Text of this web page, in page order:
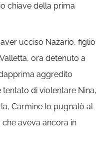
chiave della prima
ucciso Nazario, figlio
ora detenuto a
aggredito
di violentare Nina,
Carmine lo pugnalò al
aveva ancora in